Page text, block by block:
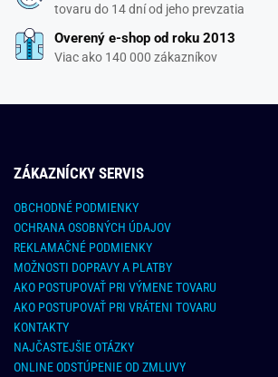
tovaru do 14 dní od jeho prevzatia
Overený e-shop od roku 2013
Viac ako 140 000 zákazníkov
ZÁKAZNÍCKY SERVIS
OBCHODNÉ PODMIENKY
OCHRANA OSOBNÝCH ÚDAJOV
REKLAMAČNÉ PODMIENKY
MOŽNOSTI DOPRAVY A PLATBY
AKO POSTUPOVAŤ PRI VÝMENE TOVARU
AKO POSTUPOVAŤ PRI VRÁTENI TOVARU
KONTAKTY
NAJČASTEJŠIE OTÁZKY
ONLINE ODSTÚPENIE OD ZMLUVY